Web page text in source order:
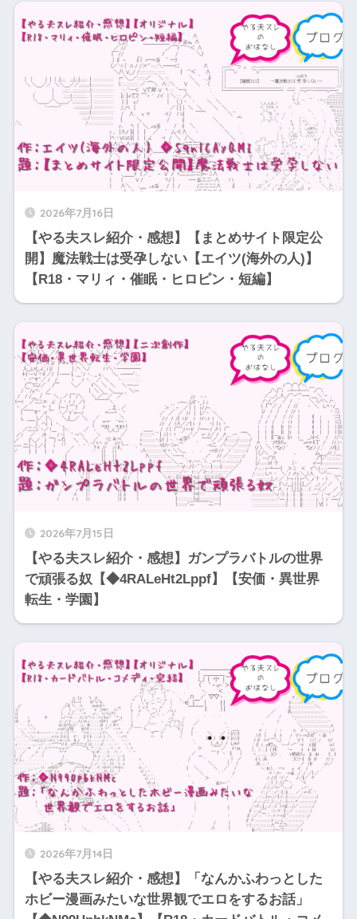
2026年7月16日
【やる夫スレ紹介・感想】【まとめサイト限定公
開】魔法戦士は受孕しない【エイツ(海外の人)】
【R18・マリィ・催眠・ヒロピン・短編】
2026年7月15日
【やる夫スレ紹介・感想】ガンプラバトルの世界
で頑張る奴【◆4RALeHt2Lppf】【安価・異世界
転生・学園】
2026年7月14日
【やる夫スレ紹介・感想】「なんかふわっとした
ホビー漫画みたいな世界観でエロをするお話」